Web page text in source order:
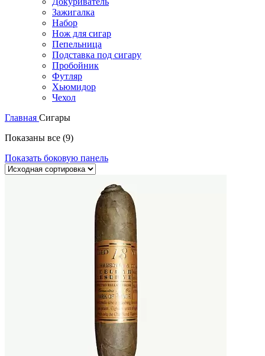
Зажигалка
Набор
Нож для сигар
Пепельница
Подставка под сигару
Пробойник
Футляр
Хьюмидор
Чехол
Главная Сигары
Показаны все (9)
Показать боковую панель